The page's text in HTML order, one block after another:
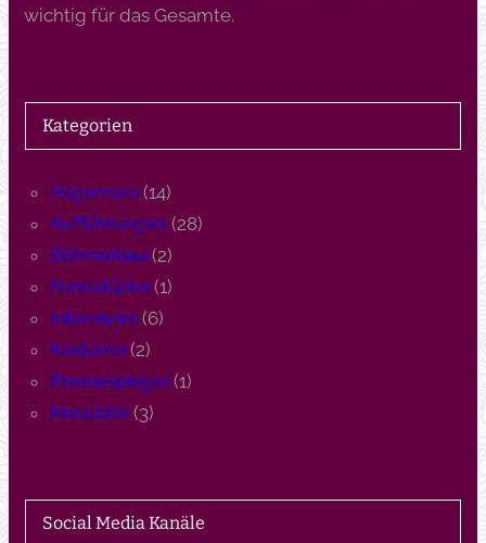
wichtig für das Gesamte.
Kategorien
Allgemein (14)
Aufführungen (28)
Bühnenbau(2)
Fundstücke(1)
Interviews(6)
Kostüme(2)
Pressespiegel(1)
Requisite(3)
Social Media Kanäle